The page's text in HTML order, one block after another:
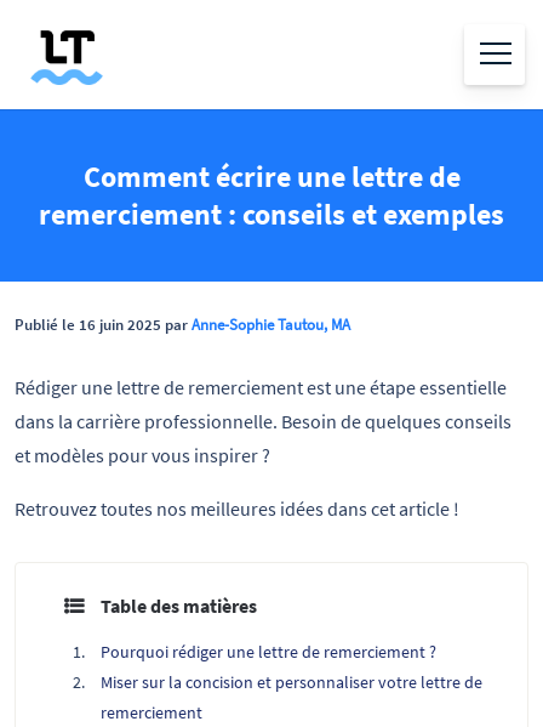
Comment écrire une lettre de
remerciement : conseils et exemples
Publié le 16 juin 2025 parAnne-Sophie Tautou, MA
Rédiger une lettre de remerciement est une étape essentielle
dans la carrière professionnelle. Besoin de quelques conseils
et modèles pour vous inspirer ?
Retrouvez toutes nos meilleures idées dans cet article !
Table des matières
Pourquoi rédiger une lettre de remerciement ?
Miser sur la concision et personnaliser votre lettre de
remerciement